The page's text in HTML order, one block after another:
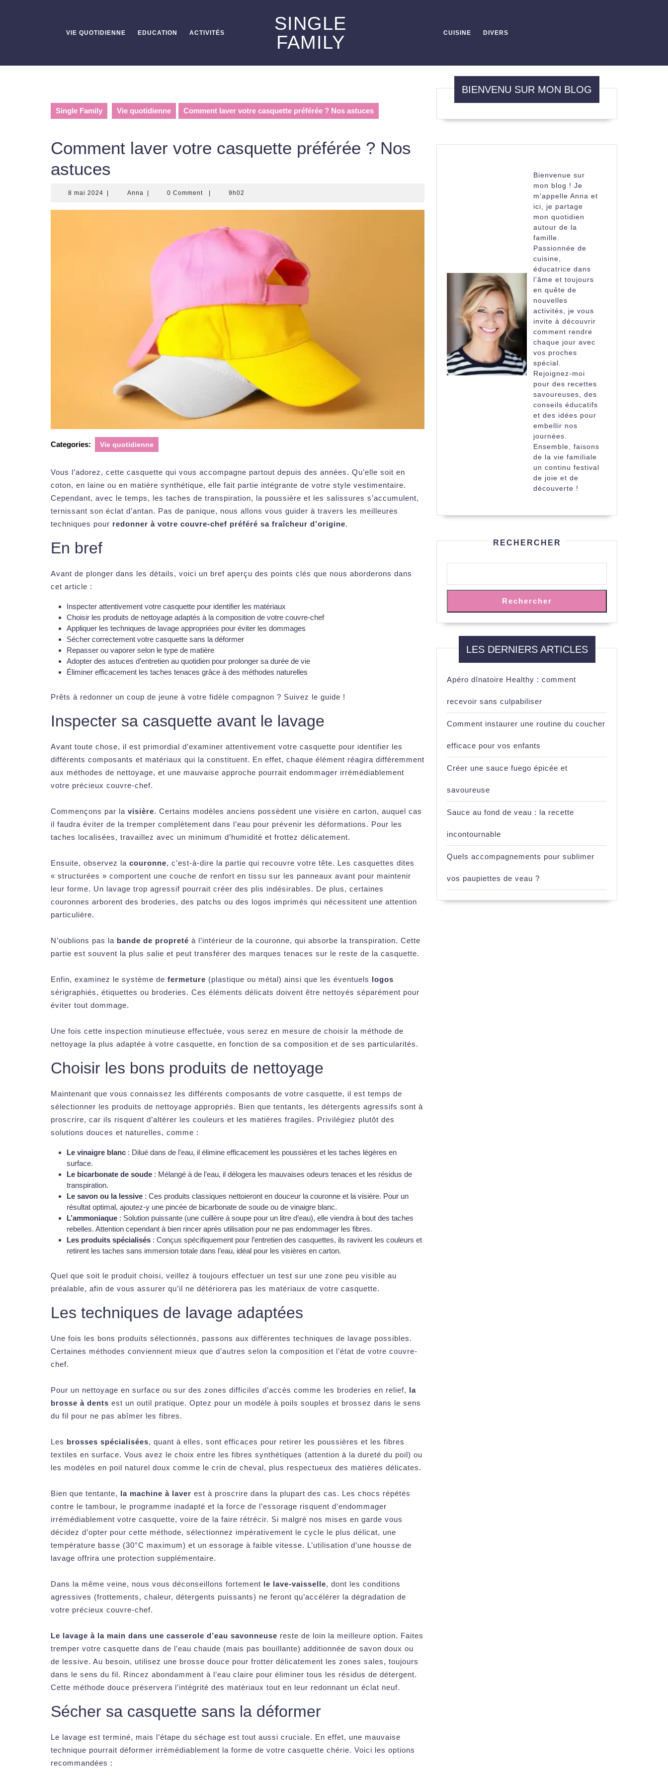
VIE QUOTIDIENNE EDUCATION ACTIVITÉS
SINGLE
FAMILY
CUISINE DIVERS
Single Family Vie quotidienne Comment laver votre casquette préférée ? Nos astuces
Comment laver votre casquette préférée ? Nos
astuces
8 mai 2024
2024
Anna Anna 0 Comment 9h02
Categories: Vie quotidienne
Vous l’adorez, cette casquette qui vous accompagne partout depuis des années. Qu’elle soit en
coton, en laine ou en matière synthétique, elle fait partie intégrante de votre style vestimentaire.
Cependant, avec le temps, les taches de transpiration, la poussière et les salissures s’accumulent,
ternissant son éclat d’antan. Pas de panique, nous allons vous guider à travers les meilleures
techniques pour redonner à votre couvre-chef préféré sa fraîcheur d’origine.
En bref
Avant de plonger dans les détails, voici un bref aperçu des points clés que nous aborderons dans
cet article :
Inspecter attentivement votre casquette pour identifier les matériaux
Choisir les produits de nettoyage adaptés à la composition de votre couvre-chef
Appliquer les techniques de lavage appropriées pour éviter les dommages
Sécher correctement votre casquette sans la déformer
Repasser ou vaporer selon le type de matière
Adopter des astuces d’entretien au quotidien pour prolonger sa durée de vie
Éliminer efficacement les taches tenaces grâce à des méthodes naturelles
Prêts à redonner un coup de jeune à votre fidèle compagnon ? Suivez le guide !
Inspecter sa casquette avant le lavage
Avant toute chose, il est primordial d’examiner attentivement votre casquette pour identifier les
différents composants et matériaux qui la constituent. En effet, chaque élément réagira différemment
aux méthodes de nettoyage, et une mauvaise approche pourrait endommager irrémédiablement
votre précieux couvre-chef.
Commençons par la visière. Certains modèles anciens possèdent une visière en carton, auquel cas
il faudra éviter de la tremper complètement dans l’eau pour prévenir les déformations. Pour les
taches localisées, travaillez avec un minimum d’humidité et frottez délicatement.
Ensuite, observez la couronne, c’est-à-dire la partie qui recouvre votre tête. Les casquettes dites
« structurées » comportent une couche de renfort en tissu sur les panneaux avant pour maintenir
leur forme. Un lavage trop agressif pourrait créer des plis indésirables. De plus, certaines
couronnes arborent des broderies, des patchs ou des logos imprimés qui nécessitent une attention
particulière.
N’oublions pas la bande de propreté à l’intérieur de la couronne, qui absorbe la transpiration. Cette
partie est souvent la plus salie et peut transférer des marques tenaces sur le reste de la casquette.
Enfin, examinez le système de fermeture (plastique ou métal) ainsi que les éventuels logos
sérigraphiés, étiquettes ou broderies. Ces éléments délicats doivent être nettoyés séparément pour
éviter tout dommage.
Une fois cette inspection minutieuse effectuée, vous serez en mesure de choisir la méthode de
nettoyage la plus adaptée à votre casquette, en fonction de sa composition et de ses particularités.
Choisir les bons produits de nettoyage
Maintenant que vous connaissez les différents composants de votre casquette, il est temps de
sélectionner les produits de nettoyage appropriés. Bien que tentants, les détergents agressifs sont à
proscrire, car ils risquent d’altérer les couleurs et les matières fragiles. Privilégiez plutôt des
solutions douces et naturelles, comme :
Le vinaigre blanc : Dilué dans de l’eau, il élimine efficacement les poussières et les taches légères en
surface.
Le bicarbonate de soude : Mélangé à de l’eau, il délogera les mauvaises odeurs tenaces et les résidus de
transpiration.
Le savon ou la lessive : Ces produits classiques nettoieront en douceur la couronne et la visière. Pour un
résultat optimal, ajoutez-y une pincée de bicarbonate de soude ou de vinaigre blanc.
L’ammoniaque : Solution puissante (une cuillère à soupe pour un litre d’eau), elle viendra à bout des taches
rebelles. Attention cependant à bien rincer après utilisation pour ne pas endommager les fibres.
Les produits spécialisés : Conçus spécifiquement pour l’entretien des casquettes, ils ravivent les couleurs et
retirent les taches sans immersion totale dans l’eau, idéal pour les visières en carton.
Quel que soit le produit choisi, veillez à toujours effectuer un test sur une zone peu visible au
préalable, afin de vous assurer qu’il ne détériorera pas les matériaux de votre casquette.
Les techniques de lavage adaptées
Une fois les bons produits sélectionnés, passons aux différentes techniques de lavage possibles.
Certaines méthodes conviennent mieux que d’autres selon la composition et l’état de votre couvre-
chef.
Pour un nettoyage en surface ou sur des zones difficiles d’accès comme les broderies en relief, la
brosse à dents est un outil pratique. Optez pour un modèle à poils souples et brossez dans le sens
du fil pour ne pas abîmer les fibres.
Les brosses spécialisées, quant à elles, sont efficaces pour retirer les poussières et les fibres
textiles en surface. Vous avez le choix entre les fibres synthétiques (attention à la dureté du poil) ou
les modèles en poil naturel doux comme le crin de cheval, plus respectueux des matières délicates.
Bien que tentante, la machine à laver est à proscrire dans la plupart des cas. Les chocs répétés
contre le tambour, le programme inadapté et la force de l’essorage risquent d’endommager
irrémédiablement votre casquette, voire de la faire rétrécir. Si malgré nos mises en garde vous
décidez d’opter pour cette méthode, sélectionnez impérativement le cycle le plus délicat, une
température basse (30°C maximum) et un essorage à faible vitesse. L’utilisation d’une housse de
lavage offrira une protection supplémentaire.
Dans la même veine, nous vous déconseillons fortement le lave-vaisselle, dont les conditions
agressives (frottements, chaleur, détergents puissants) ne feront qu’accélérer la dégradation de
votre précieux couvre-chef.
Le lavage à la main dans une casserole d’eau savonneuse reste de loin la meilleure option. Faites
tremper votre casquette dans de l’eau chaude (mais pas bouillante) additionnée de savon doux ou
de lessive. Au besoin, utilisez une brosse douce pour frotter délicatement les zones sales, toujours
dans le sens du fil. Rincez abondamment à l’eau claire pour éliminer tous les résidus de détergent.
Cette méthode douce préservera l’intégrité des matériaux tout en leur redonnant un éclat neuf.
Sécher sa casquette sans la déformer
Le lavage est terminé, mais l’étape du séchage est tout aussi cruciale. En effet, une mauvaise
technique pourrait déformer irrémédiablement la forme de votre casquette chérie. Voici les options
recommandées :
BIENVENU SUR MON BLOG
Bienvenue sur
mon blog ! Je
m'appelle Anna et
ici, je partage
mon quotidien
autour de la
famille.
Passionnée de
cuisine,
éducatrice dans
l'âme et toujours
en quête de
nouvelles
activités, je vous
invite à découvrir
comment rendre
chaque jour avec
vos proches
spécial.
Rejoignez-moi
pour des recettes
savoureuses, des
conseils éducatifs
et des idées pour
embellir nos
journées.
Ensemble, faisons
de la vie familiale
un continu festival
de joie et de
découverte !
RECHERCHER
Rechercher
LES DERNIERS ARTICLES
Apéro dînatoire Healthy : comment
recevoir sans culpabiliser
Comment instaurer une routine du coucher
efficace pour vos enfants
Créer une sauce fuego épicée et
savoureuse
Sauce au fond de veau : la recette
incontournable
Quels accompagnements pour sublimer
vos paupiettes de veau ?